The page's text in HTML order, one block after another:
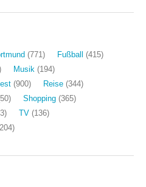
(771) Fußball
(415)
Musik (194)
(900) Reise (344)
Shopping (365)
TV (136)